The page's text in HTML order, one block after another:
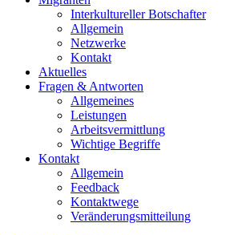
Interkultureller Botschafter
Allgemein
Netzwerke
Kontakt
Aktuelles
Fragen & Antworten
Allgemeines
Leistungen
Arbeitsvermittlung
Wichtige Begriffe
Kontakt
Allgemein
Feedback
Kontaktwege
Veränderungsmitteilung